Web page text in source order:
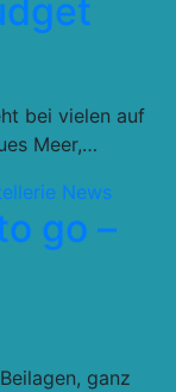
bei vielen auf
Meer,…
News
go –
ganz